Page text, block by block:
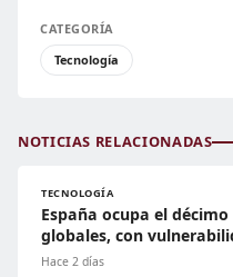
CATEGORÍA
Tecnología
NOTICIAS RELACIONADAS
TECNOLOGÍA
España ocupa el
globales, con
Hace 2 días